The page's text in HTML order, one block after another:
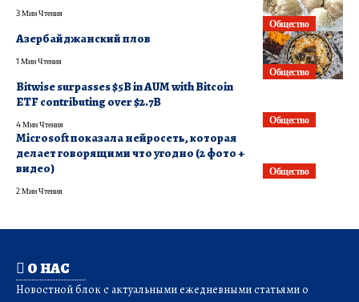
Общество
3 Мин Чтения
Общество
Азербайджанский плов
1 Мин Чтения
Общество
Bitwise surpasses $5B in AUM with Bitcoin
ETF contributing over $2.7B
4 Мин Чтения
Общество
Microsoft показала нейросеть, которая
делает говорящими что угодно (2 фото +
видео)
2 Мин Чтения
О НАС
Новостной блок с актуальными ежедневными статьями о